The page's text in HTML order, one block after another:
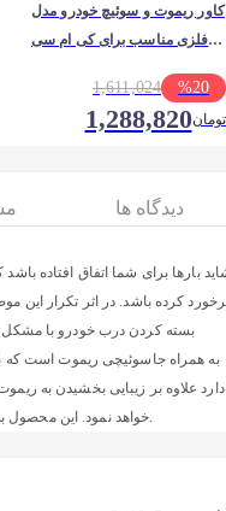
کاور ریموت و سوئیچ خودرو مدل
فلزی مناسب برای کی ام سی
1,611,024 %20
1,288,820تومان
دیدگاه ها
بارها برای شما اتفاق افتاده
کرده باشد. در اثر تکرار این
بسته کردن درب خودرو با مشکل
دارد علاوه بر زیبایی بخشیدن به
خواهد نمود. این محصول به‌راحتی و بسیار آسان روی ریموت نصب می‌شود.